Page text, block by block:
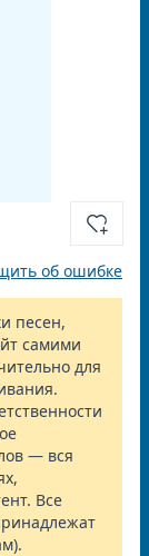
об ошибке
песен,
самими
для
— вся
Все